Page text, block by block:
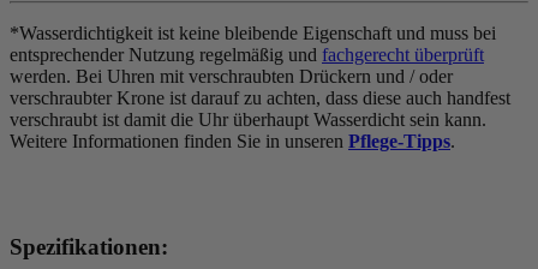
*Wasserdichtigkeit ist keine bleibende Eigenschaft und muss bei
entsprechender Nutzung regelmäßig und fachgerecht überprüft
werden. Bei Uhren mit verschraubten Drückern und / oder
verschraubter Krone ist darauf zu achten, dass diese auch handfest
verschraubt ist damit die Uhr überhaupt Wasserdicht sein kann.
Weitere Informationen finden Sie in unseren Pflege-Tipps.
Spezifikationen: